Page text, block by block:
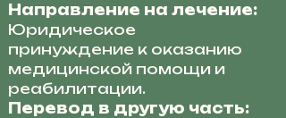
Направление на лечение:
Юридическое
принуждение к оказанию
медицинской помощи и
реабилитации.
Перевод в другую часть: